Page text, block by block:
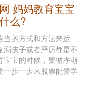
妈妈教育宝宝
么?
当的方式和方法来运
溺孩子或者严厉都是不
宝宝的时候，要循序渐
一步一步来股票配资学